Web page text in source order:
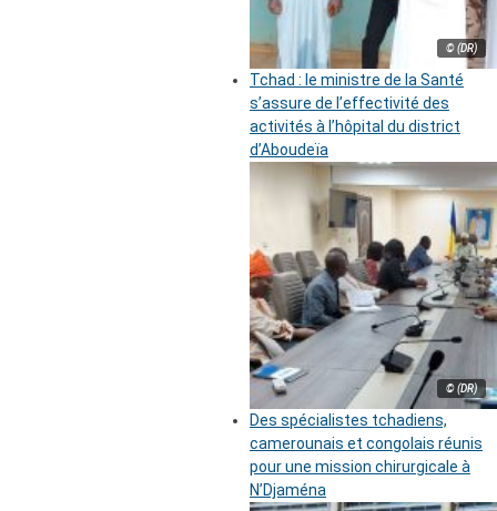
© (DR)
Tchad : le ministre de la Santé
s’assure de l’effectivité des
activités à l’hôpital du district
d’Aboudeïa
© (DR)
Des spécialistes tchadiens,
camerounais et congolais réunis
pour une mission chirurgicale à
N’Djaména